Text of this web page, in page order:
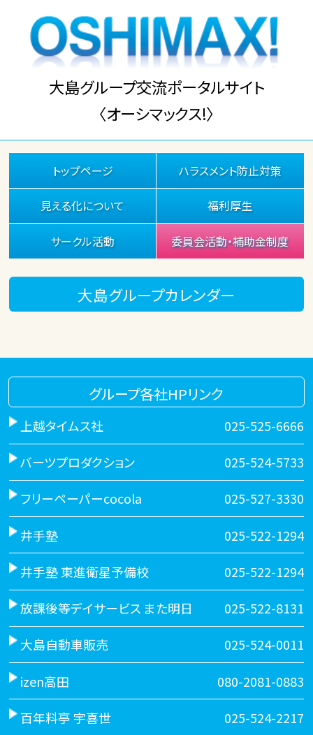
大島グループ交流ポータルサイト
〈オーシマックス!〉
トップページ ハラスメント防止対策
見える化について 福利厚生
サークル活動 委員会活動・補助金制度
大島グループカレンダー
グループ各社HPリンク
上越タイムス社 025-525-6666
バーツプロダクション 025-524-5733
フリーペーパーcocola 025-527-3330
井手塾 025-522-1294
井手塾 東進衛星予備校 025-522-1294
放課後等デイサービス また明日 025-522-8131
大島自動車販売 025-524-0011
izen高田 080-2081-0883
百年料亭 宇喜世 025-524-2217